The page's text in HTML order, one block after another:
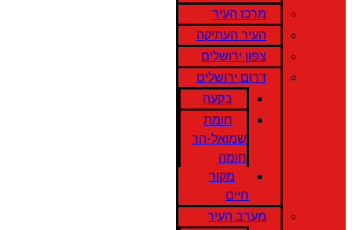
מרכז העיר
העיר העתיקה
צפון ירושלים
דרום ירושלים
בקעה
חומת
שמואל-הר
חומה
מקור
חיים
מערב העיר